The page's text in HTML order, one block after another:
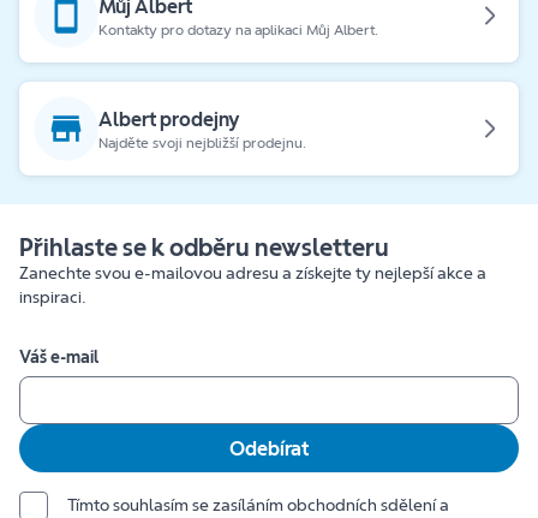
Můj Albert
Kontakty pro dotazy na aplikaci Můj Albert.
Albert prodejny
Najděte svoji nejbližší prodejnu.
Přihlaste se k odběru newsletteru
Zanechte svou e-mailovou adresu a získejte ty nejlepší akce a
inspiraci.
Váš e-mail
Odebírat
Tímto souhlasím se zasíláním obchodních sdělení a